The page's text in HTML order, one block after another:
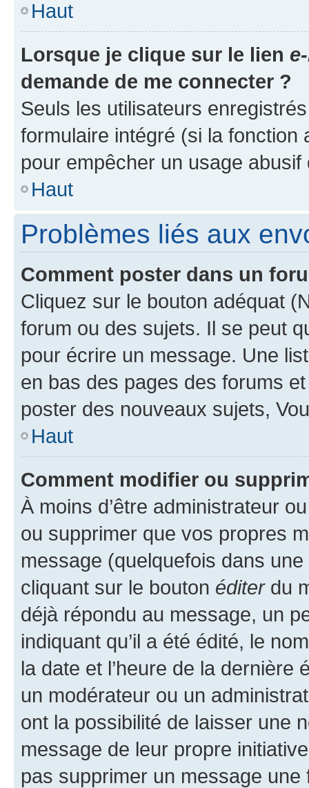
Haut
Lorsque je clique sur le lien
demande de me connecter ?
Seuls les utilisateurs
formulaire intégré (si la fonction
pour empêcher un usage
Haut
Problèmes liés aux
Comment poster dans un
Cliquez sur le bouton adéquat
forum ou des sujets. Il se peut
pour écrire un message. Une
en bas des pages des forums
poster des nouveaux sujets,
Haut
Comment modifier ou
À moins d’être administrateur
ou supprimer que vos propres
message (quelquefois dans
cliquant sur le bouton éditerdu
déjà répondu au message, un
indiquant qu’il a été édité, le
la date et l’heure de la dernière
un modérateur ou un
ont la possibilité de laisser une
message de leur propre
pas supprimer un message une